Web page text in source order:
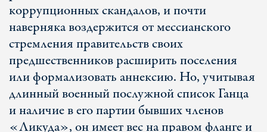
коррупционных скандалов, и почти
наверняка воздержится от мессианского
стремления правительств своих
предшественников расширить поселения
или формализовать аннексию. Но, учитывая
длинный военный послужной список Ганца
и наличие в его партии бывших членов
«Ликуда», он имеет вес на правом фланге и